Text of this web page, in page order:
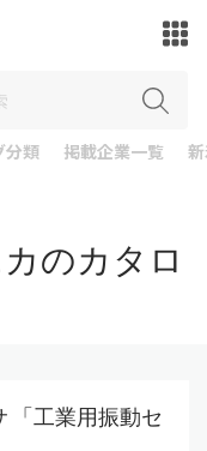
分類 掲載企業一覧
のカタロ
「工業用振動セ